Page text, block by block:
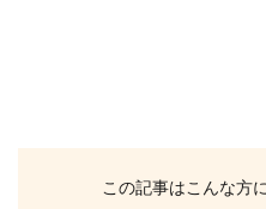
この記事はこんな方